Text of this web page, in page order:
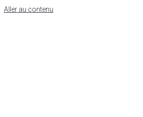
Aller au contenu